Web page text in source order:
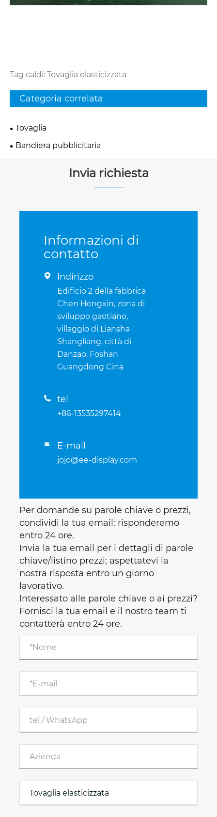
Tag caldi: Tovaglia elasticizzata
Categoria correlata
Tovaglia
Bandiera pubblicitaria
Invia richiesta
Informazioni di
contatto
 Indirizzo
Edificio 2 della fabbrica
Chen Hongxin, zona di
sviluppo gaotiano,
villaggio di Liansha
Shangliang, città di
Danzao, Foshan
Guangdong Cina
 tel
+86-13535297414
 E-mail
jojo@ee-display.com
Per domande su parole chiave o prezzi,
condividi la tua email: risponderemo
entro 24 ore.
Invia la tua email per i dettagli di parole
chiave/listino prezzi; aspettatevi la
nostra risposta entro un giorno
lavorativo.
Interessato alle parole chiave o ai prezzi?
Fornisci la tua email e il nostro team ti
contatterà entro 24 ore.